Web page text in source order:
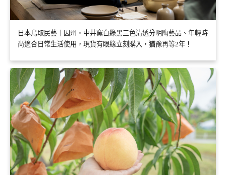
日本鳥取民藝｜因州・中井窯白綠黑三色清透分明陶藝品、年輕時
尚適合日常生活使用，現貨有眼緣立刻購入，猶豫再等2年！